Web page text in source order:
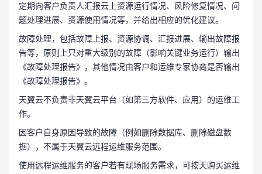
定期向客户负责人汇报云上资源运行情况、风险修复情况、问
题处理进展、资源使用情况等，并给出相应的优化建议。
故障处理，包括故障上报、资源协调、汇报进展、输出故障报
告等，原则上只对重大级别的故障（影响关键业务运行）输出
《故障处理报告》，其他情况由客户和运维专家协商是否输出
《故障处理报告》。
天翼云不负责非天翼云平台（如第三方软件、应用）的运维工
作。
因客户自身原因导致的故障（例如删除数据库、删除磁盘数
据），不属于天翼云远程运维服务范围。
使用远程运维服务的客户若有现场服务需求，可按天购买运维